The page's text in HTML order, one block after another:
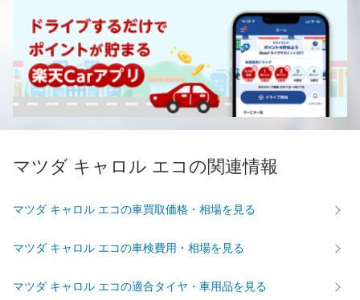
マツダ キャロル エコの関連情報
マツダ キャロル エコの車買取価格・相場を見る
マツダ キャロル エコの車検費用・相場を見る
マツダ キャロル エコの適合タイヤ・車用品を見る